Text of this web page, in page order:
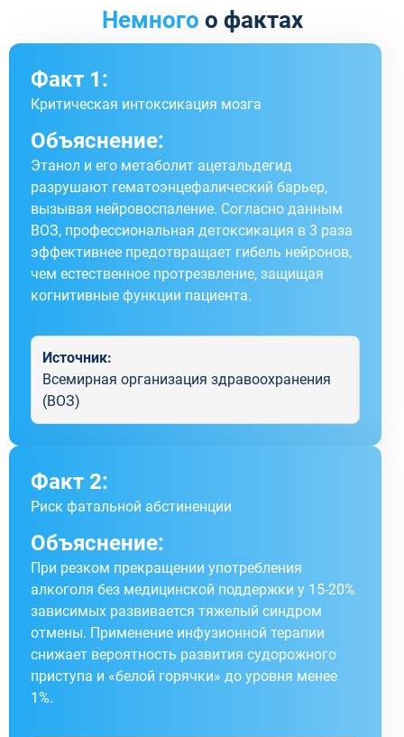
Немного о фактах
Факт 1:
Критическая интоксикация мозга
Объяснение:
Этанол и его метаболит ацетальдегид
разрушают гематоэнцефалический барьер,
вызывая нейровоспаление. Согласно данным
ВОЗ, профессиональная детоксикация в 3 раза
эффективнее предотвращает гибель нейронов,
чем естественное протрезвление, защищая
когнитивные функции пациента.
Источник:
Всемирная организация здравоохранения
(ВОЗ)
Факт 2:
Риск фатальной абстиненции
Объяснение:
При резком прекращении употребления
алкоголя без медицинской поддержки у 15-20%
зависимых развивается тяжелый синдром
отмены. Применение инфузионной терапии
снижает вероятность развития судорожного
приступа и «белой горячки» до уровня менее
1%.